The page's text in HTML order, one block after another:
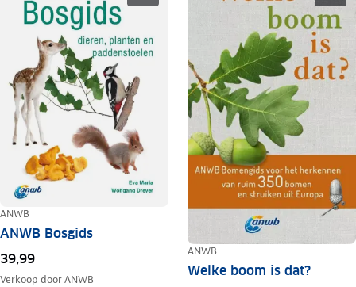
ANWB
ANWB Bosgids
39,99
Verkoop doorANWB
ANWB
Welke boom is dat?